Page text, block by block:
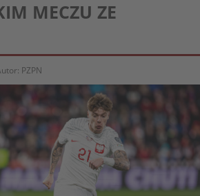
MECZU ZE
PZPN